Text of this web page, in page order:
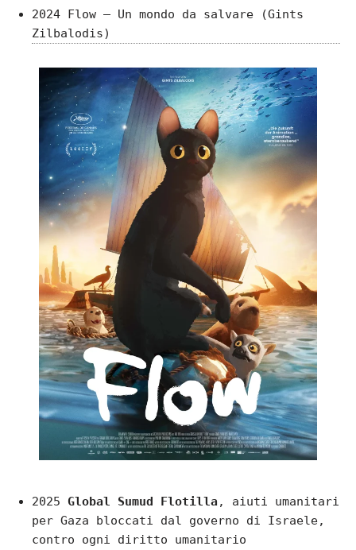
2024 Flow – Un mondo da salvare (Gints
Zilbalodis)
2025 Global Sumud Flotilla, aiuti umanitari
per Gaza bloccati dal governo di Israele,
contro ogni diritto umanitario